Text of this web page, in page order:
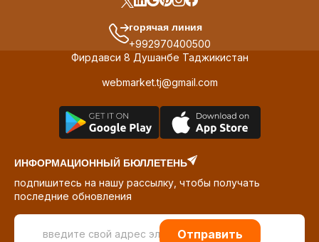
горячая линия
+992970400500
Фирдавси 8 Душанбе Таджикистан
webmarket.tj@gmail.com
ИНФОРМАЦИОННЫЙ БЮЛЛЕТЕНЬ
подпишитесь на нашу рассылку, чтобы получать
последние обновления
Отправить